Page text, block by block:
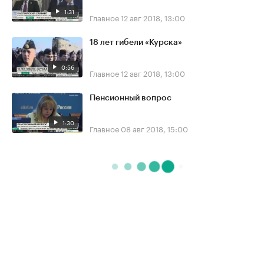
1:31 Главное12 авг 2018, 13:00
0:56
18 лет гибели «Курска»
Главное12 авг 2018, 13:00
1:30
Пенсионный вопрос
Главное 08 авг 2018, 15:00